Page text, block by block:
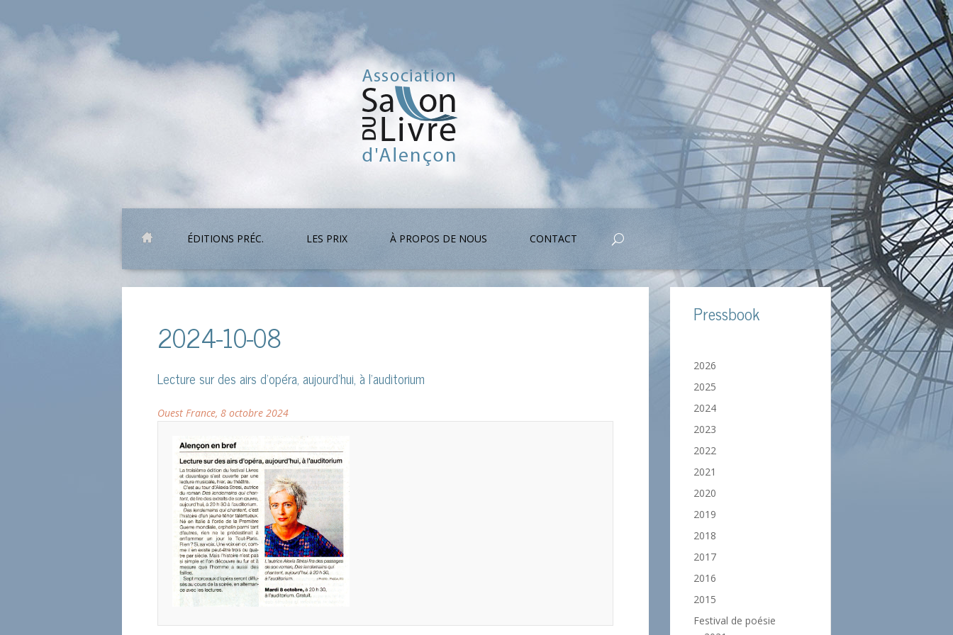
ÉDITIONS PRÉC. LES PRIX À PROPOS DE NOUS CONTACT
2024-10-08
Lecture sur des airs d’opéra, aujourd’hui, à l’auditorium
Ouest France, 8 octobre 2024
Pressbook
2026
2025
2024
2023
2022
2021
2020
2019
2018
2017
2016
2015
Festival de poésie